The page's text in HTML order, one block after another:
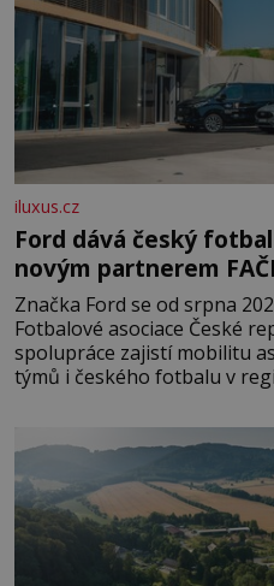
iluxus.cz
Ford dává český
novým partnerem
Značka Ford se od srpna
Fotbalové asociace České
spolupráce zajistí mobilitu
týmů i českého fotbalu v